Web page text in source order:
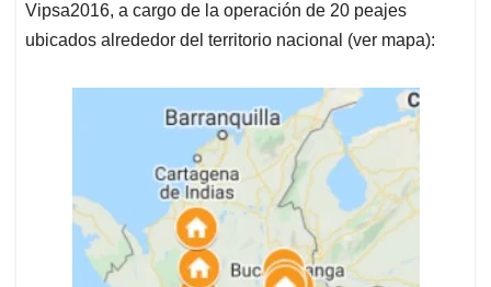
Vipsa2016, a cargo de la operación de 20 peajes
ubicados alrededor del territorio nacional (ver mapa):